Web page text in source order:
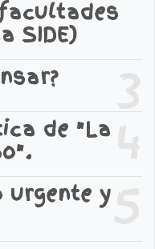
SIDE)
3
4
de "La
5
urgente y